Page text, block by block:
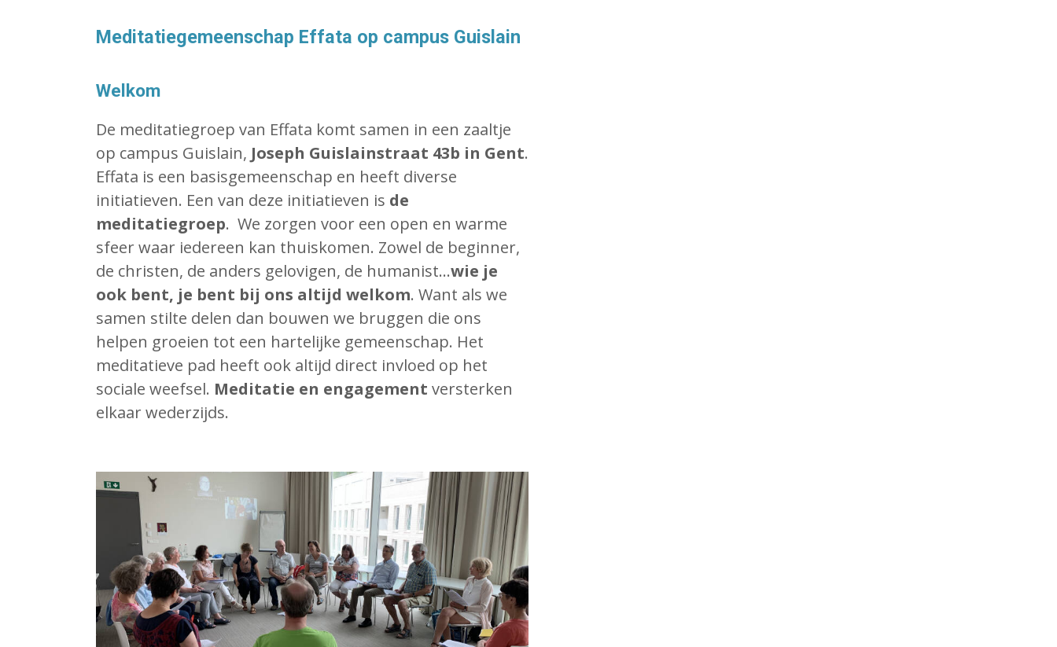
Meditatiegemeenschap Effata op campus Guislain
Welkom
De meditatiegroep van Effata komt samen in een zaaltje
op campus Guislain, Joseph Guislainstraat 43b in Gent.
Effata is een basisgemeenschap en heeft diverse
initiatieven. Een van deze initiatieven is de
meditatiegroep. We zorgen voor een open en warme
sfeer waar iedereen kan thuiskomen. Zowel de beginner,
de christen, de anders gelovigen, de humanist...wie je
ook bent, je bent bij ons altijd welkom. Want als we
samen stilte delen dan bouwen we bruggen die ons
helpen groeien tot een hartelijke gemeenschap. Het
meditatieve pad heeft ook altijd direct invloed op het
sociale weefsel. Meditatie en engagement versterken
elkaar wederzijds.